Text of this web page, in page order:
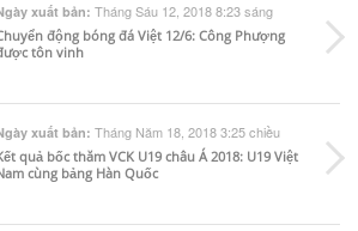
xuất bản: Tháng Sáu 12, 2018 8:23 sáng
động bóng đá Việt 12/6: Công Phượng
tôn vinh
xuất bản: Tháng Năm 18, 2018 3:25 chiều
quả bốc thăm VCK U19 châu Á 2018: U19 Việt
cùng bảng Hàn Quốc